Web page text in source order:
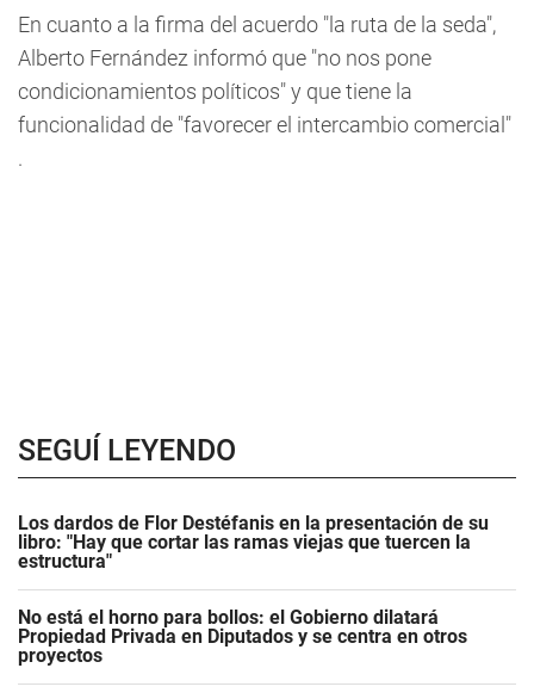
En cuanto a la firma del acuerdo "la ruta de la seda",
Alberto Fernández informó que "no nos pone
condicionamientos políticos" y que tiene la
funcionalidad de "favorecer el intercambio comercial"
.
SEGUÍ LEYENDO
Los dardos de Flor Destéfanis en la presentación de su
libro: "Hay que cortar las ramas viejas que tuercen la
estructura"
No está el horno para bollos: el Gobierno dilatará
Propiedad Privada en Diputados y se centra en otros
proyectos